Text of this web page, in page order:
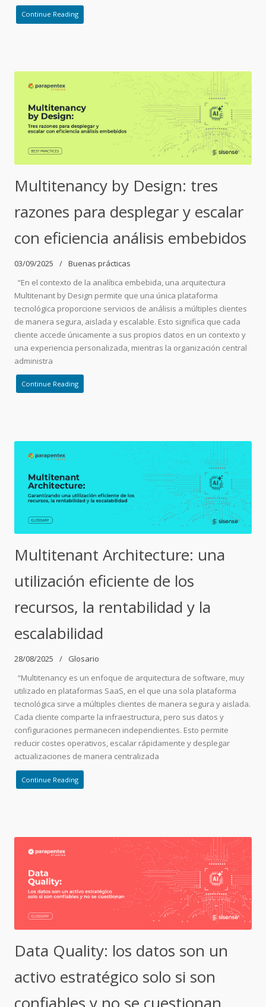
Continue Reading
Multitenancy by Design: tres
razones para desplegar y escalar
con eficiencia análisis embebidos
03/09/2025
Buenas prácticas
“En el contexto de la analítica embebida, una arquitectura
Multitenant by Design permite que una única plataforma
tecnológica proporcione servicios de análisis a múltiples clientes
de manera segura, aislada y escalable. Esto significa que cada
cliente accede únicamente a sus propios datos en un contexto y
una experiencia personalizada, mientras la organización central
administra
Continue Reading
Multitenant Architecture: una
utilización eficiente de los
recursos, la rentabilidad y la
escalabilidad
28/08/2025
Glosario
“Multitenancy es un enfoque de arquitectura de software, muy
utilizado en plataformas SaaS, en el que una sola plataforma
tecnológica sirve a múltiples clientes de manera segura y aislada.
Cada cliente comparte la infraestructura, pero sus datos y
configuraciones permanecen independientes. Esto permite
reducir costes operativos, escalar rápidamente y desplegar
actualizaciones de manera centralizada
Continue Reading
Data Quality: los datos son un
activo estratégico solo si son